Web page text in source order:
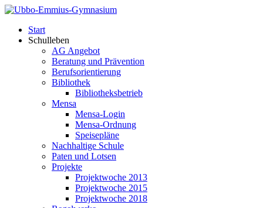
Start
Schulleben
AG Angebot
Beratung und Prävention
Berufsorientierung
Bibliothek
Bibliotheksbetrieb
Mensa
Mensa-Login
Mensa-Ordnung
Speisepläne
Nachhaltige Schule
Paten und Lotsen
Projekte
Projektwoche 2013
Projektwoche 2015
Projektwoche 2018